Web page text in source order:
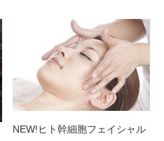
NEW!ヒト幹細胞フェイシャル